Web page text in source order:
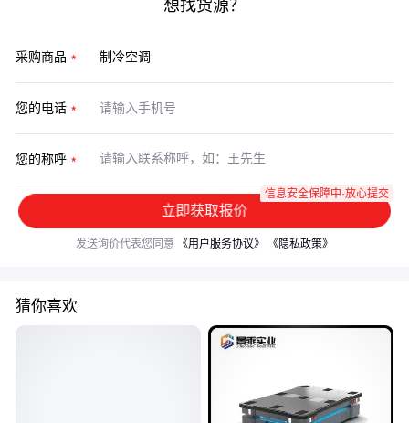
想找货源？
采购商品
您的电话
您的称呼
立即获取报价
信息安全保障中·放心提交
发送询价代表您同意 《用户服务协议》 《隐私政策》
猜你喜欢